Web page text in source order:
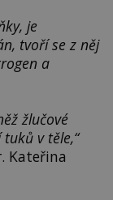
je
tvoří se z něj
a
žlučové
v těle,“
Kateřina